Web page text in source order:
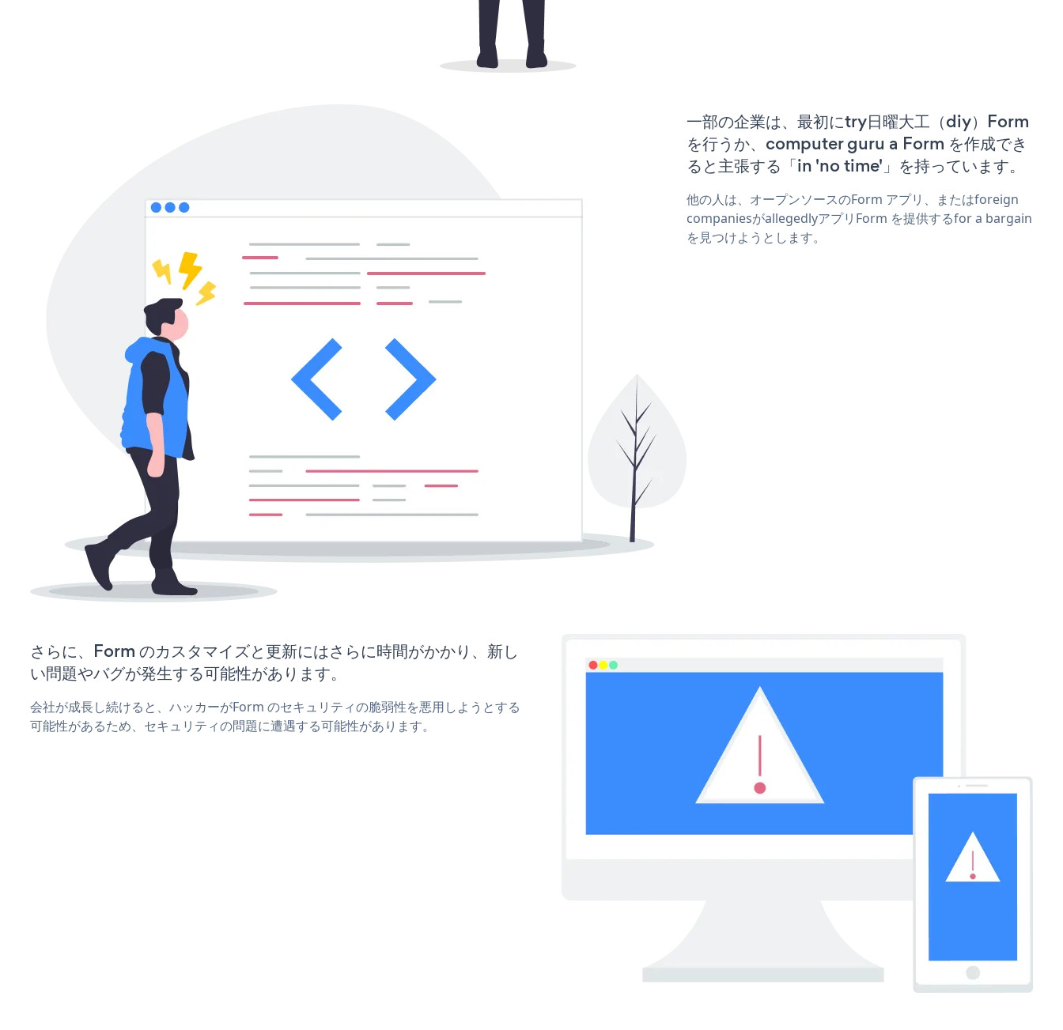
一部の企業は、最初にtry日曜大工（diy）Form
を行うか、computer guru a Form を作成でき
ると主張する「in 'no time'」を持っています。
他の人は、オープンソースのForm アプリ、またはforeign
companiesがallegedlyアプリForm を提供するfor a bargain
を見つけようとします。
さらに、Form のカスタマイズと更新にはさらに時間がかかり、新し
い問題やバグが発生する可能性があります。
会社が成長し続けると、ハッカーがForm のセキュリティの脆弱性を悪用しようとする
可能性があるため、セキュリティの問題に遭遇する可能性があります。